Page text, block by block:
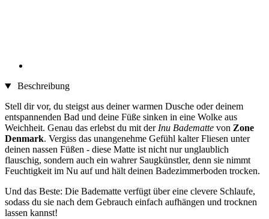
Beschreibung
Stell dir vor, du steigst aus deiner warmen Dusche oder deinem
entspannenden Bad und deine Füße sinken in eine Wolke aus
Weichheit. Genau das erlebst du mit der Inu Badematte von Zone
Denmark. Vergiss das unangenehme Gefühl kalter Fliesen unter
deinen nassen Füßen - diese Matte ist nicht nur unglaublich
flauschig, sondern auch ein wahrer Saugkünstler, denn sie nimmt
Feuchtigkeit im Nu auf und hält deinen Badezimmerboden trocken.
Und das Beste: Die Badematte verfügt über eine clevere Schlaufe,
sodass du sie nach dem Gebrauch einfach aufhängen und trocknen
lassen kannst!